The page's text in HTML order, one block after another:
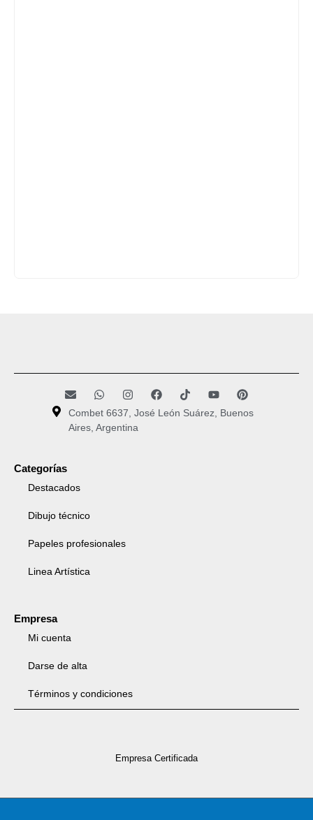
Combet 6637, José León Suárez, Buenos
Aires, Argentina
Categorías
Destacados
Dibujo técnico
Papeles profesionales
Linea Artística
Empresa
Mi cuenta
Darse de alta
Términos y condiciones
Empresa Certificada